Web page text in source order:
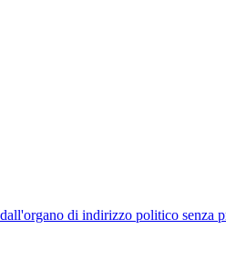
di indirizzo politico senza